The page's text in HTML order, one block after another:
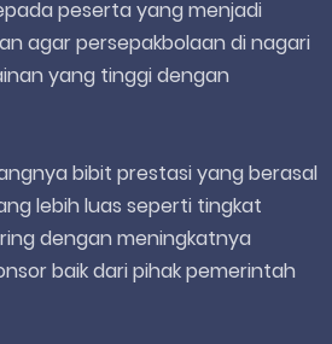
peserta yang menjadi
agar persepakbolaan di nagari
yang tinggi dengan
bibit prestasi yang berasal
lebih luas seperti tingkat
dengan meningkatnya
baik dari pihak pemerintah